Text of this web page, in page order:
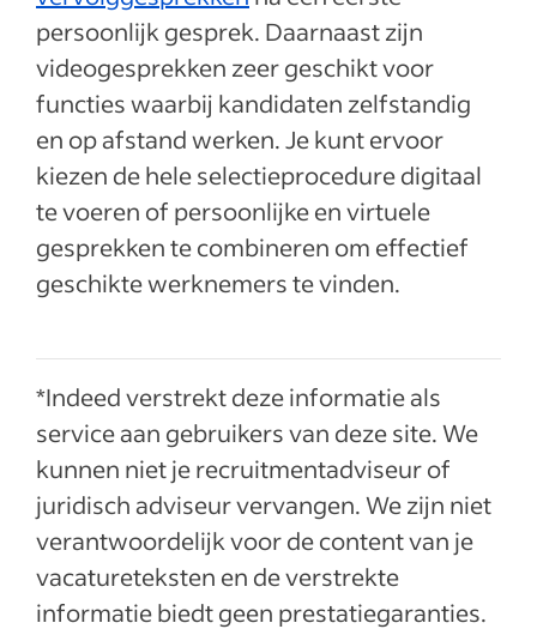
persoonlijk gesprek. Daarnaast zijn
videogesprekken zeer geschikt voor
functies waarbij kandidaten zelfstandig
en op afstand werken. Je kunt ervoor
kiezen de hele selectieprocedure digitaal
te voeren of persoonlijke en virtuele
gesprekken te combineren om effectief
geschikte werknemers te vinden.
*Indeed verstrekt deze informatie als
service aan gebruikers van deze site. We
kunnen niet je recruitmentadviseur of
juridisch adviseur vervangen. We zijn niet
verantwoordelijk voor de content van je
vacatureteksten en de verstrekte
informatie biedt geen prestatiegaranties.